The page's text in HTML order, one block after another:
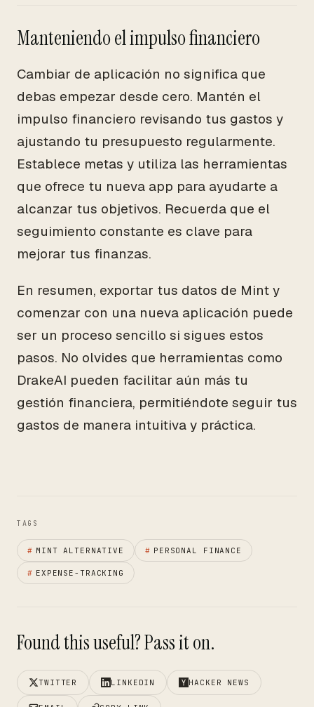
Manteniendo el impulso financiero
Cambiar de aplicación no significa que
debas empezar desde cero. Mantén el
impulso financiero revisando tus gastos y
ajustando tu presupuesto regularmente.
Establece metas y utiliza las herramientas
que ofrece tu nueva app para ayudarte a
alcanzar tus objetivos. Recuerda que el
seguimiento constante es clave para
mejorar tus finanzas.
En resumen, exportar tus datos de Mint y
comenzar con una nueva aplicación puede
ser un proceso sencillo si sigues estos
pasos. No olvides que herramientas como
DrakeAI pueden facilitar aún más tu
gestión financiera, permitiéndote seguir tus
gastos de manera intuitiva y práctica.
TAGS
# MINT ALTERNATIVE # PERSONAL FINANCE
# EXPENSE-TRACKING
Found this useful? Pass it on.
TWITTER LINKEDIN HACKER NEWS